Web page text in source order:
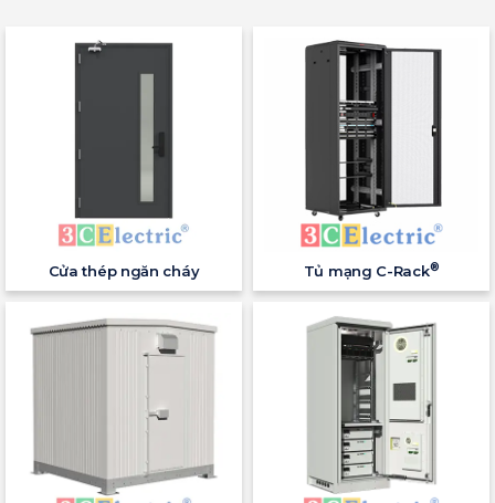
Cửa thép ngăn cháy Tủ mạng C-Rack®